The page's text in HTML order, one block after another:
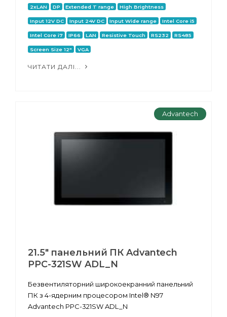
2xLAN DP Extended T range High Brightness
Input 12V DC Input 24V DC Input Wide range Intel Core i5
Intel Core i7 IP66 LAN Resistive Touch RS232 RS485
Screen Size 12" VGA
ЧИТАТИ ДАЛІ...
Advantech
21.5" панельний ПК Advantech
PPC-321SW ADL_N
Безвентиляторний широкоекранний панельний
ПК з 4-ядерним процесором Intel® N97
Advantech PPC-321SW ADL_N